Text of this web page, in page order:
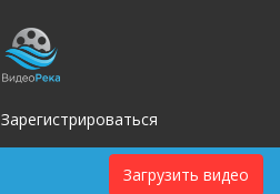
Зарегистрироваться
Загрузить видео